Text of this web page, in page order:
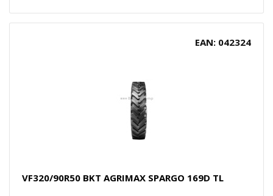
EAN: 042324
VF320/90R50 BKT AGRIMAX SPARGO 169D TL